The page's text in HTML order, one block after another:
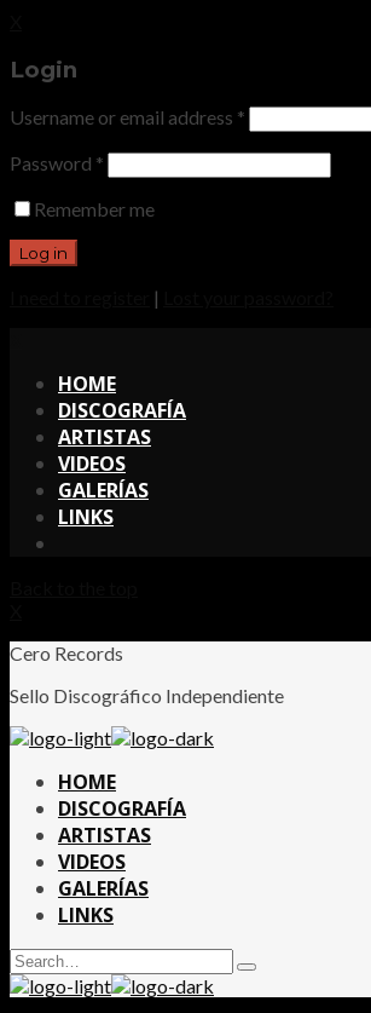
Login
Username or email address *
Password *
Remember me
|
HOME
DISCOGRAFÍA
ARTISTAS
VIDEOS
GALERÍAS
LINKS
Cero Records
Sello Discográfico Independiente
HOME
DISCOGRAFÍA
ARTISTAS
VIDEOS
GALERÍAS
LINKS
Search
for:
Type
and